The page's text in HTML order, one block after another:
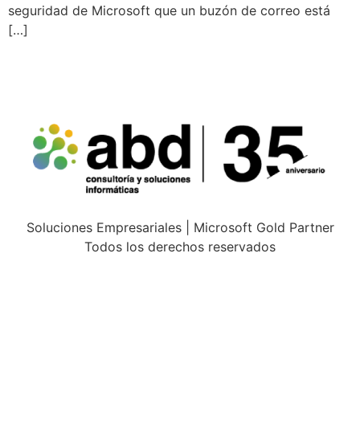
seguridad de Microsoft que un buzón de correo está
[…]
Soluciones Empresariales | Microsoft Gold Partner
Todos los derechos reservados